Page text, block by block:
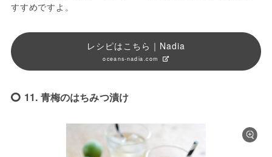
すすめですよ。
レシピはこちら｜Nadia
oceans-nadia.com
11. 青梅のはちみつ漬け